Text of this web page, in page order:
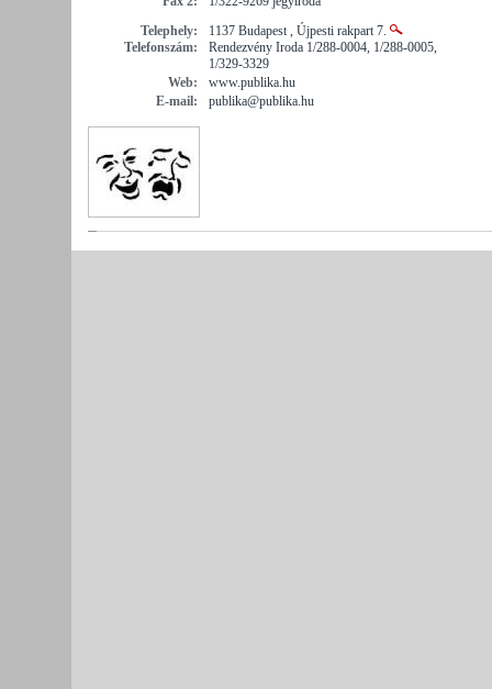
Telephely:
1137 Budapest , Újpesti rakpart 7.
Telefonszám:
Rendezvény Iroda 1/288-0004, 1/288-0005,
1/329-3329
Web:
www.publika.hu
E-mail:
publika@publika.hu